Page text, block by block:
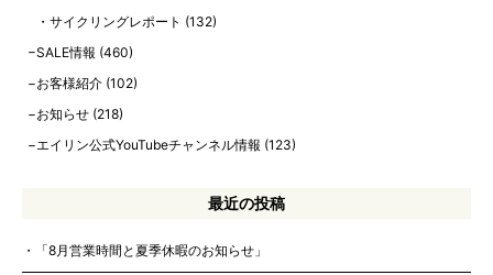
サイクリングレポート (132)
SALE情報 (460)
お客様紹介 (102)
お知らせ (218)
エイリン公式YouTubeチャンネル情報 (123)
最近の投稿
「8月営業時間と夏季休暇のお知らせ」